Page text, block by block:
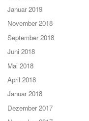
Januar 2019
November 2018
September 2018
Juni 2018
Mai 2018
April 2018
Januar 2018
Dezember 2017